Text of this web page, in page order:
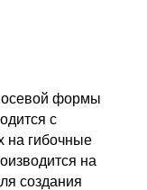
осевой формы
с
на гибочные
на
создания